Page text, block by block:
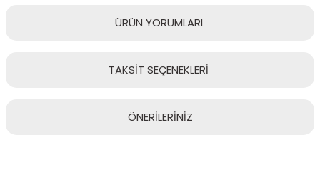
ÜRÜN YORUMLARI
TAKSİT SEÇENEKLERİ
ÖNERİLERİNİZ